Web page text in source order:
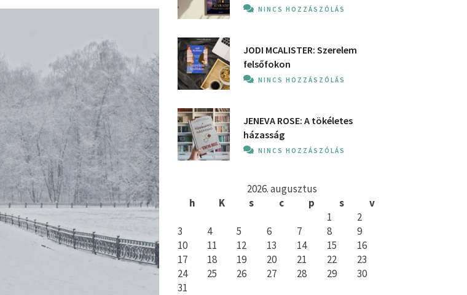
NINCS HOZZÁSZÓLÁS
JODI MCALISTER: Szerelem
felsőfokon
NINCS HOZZÁSZÓLÁS
JENEVA ROSE: A ​tökéletes
házasság
NINCS HOZZÁSZÓLÁS
2026. augusztus
h
K s c p s
v
1
2
3
4 5 6 7 8
9
10
11 12 13 14 15
16
17
18 19 20 21 22
23
24
25 26 27 28 29
30
31